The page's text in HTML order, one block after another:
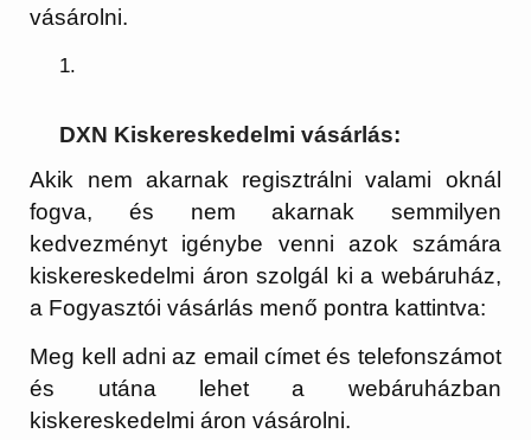
vásárolni.
DXN Kiskereskedelmi vásárlás:
Akik nem akarnak regisztrálni valami oknál
fogva, és nem akarnak semmilyen
kedvezményt igénybe venni azok számára
kiskereskedelmi áron szolgál ki a webáruház,
a Fogyasztói vásárlás menő pontra kattintva:
Meg kell adni az email címet és telefonszámot
és utána lehet a webáruházban
kiskereskedelmi áron vásárolni.